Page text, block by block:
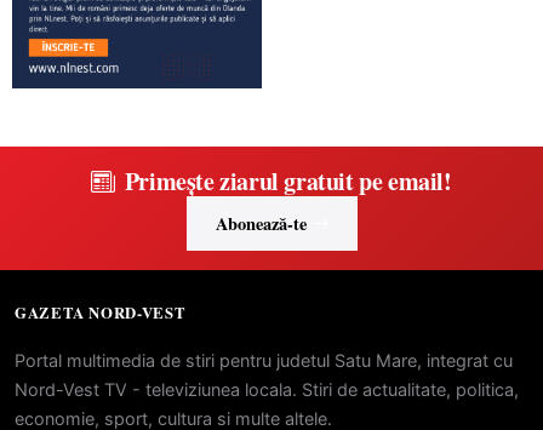
Primește ziarul gratuit pe email!
Abonează-te
GAZETA NORD-VEST
Portal multimedia de stiri pentru judetul Satu Mare, integrat cu
Nord-Vest TV - televiziunea locala. Stiri de actualitate, politica,
economie, sport, cultura si multe altele.